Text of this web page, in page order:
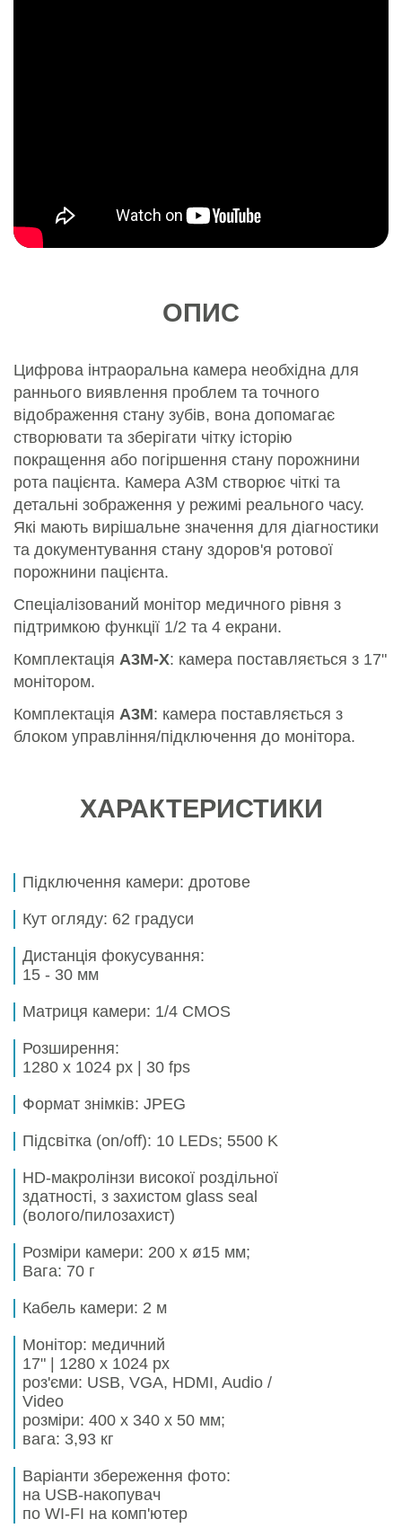
ОПИС
Цифрова інтраоральна камера необхідна для
раннього виявлення проблем та точного
відображення стану зубів, вона допомагає
створювати та зберігати чітку історію
покращення або погіршення стану порожнини
рота пацієнта. Камера A3M створює чіткі та
детальні зображення у режимі реального часу.
Які мають вирішальне значення для діагностики
та документування стану здоров'я ротової
порожнини пацієнта.
Спеціалізований монітор медичного рівня з
підтримкою функції 1/2 та 4 екрани.
Комплектація A3M-X: камера поставляється з 17"
монітором.
Комплектація A3M: камера поставляється з
блоком управління/підключення до монітора.
ХАРАКТЕРИСТИКИ
Підключення камери: дротове
Кут огляду: 62 градуси
Дистанція фокусування:
15 - 30 мм
Матриця камери: 1/4 CMOS
Розширення:
1280 х 1024 px | 30 fps
Формат знімків: JPEG
Підсвітка (on/off): 10 LEDs; 5500 K
HD-макролінзи високої роздільної
здатності, з захистом glass seal
(волого/пилозахист)
Розміри камери: 200 x ø15 мм;
Вага: 70 г
Кабель камери: 2 м
Mонітор: медичний
17" | 1280 x 1024 px
роз'єми: USB, VGA, HDMI, Audio /
Video
розміри: 400 x 340 x 50 мм;
вага: 3,93 кг
Варіанти збереження фото:
на USB-накопувач
по WI-FI на комп'ютер